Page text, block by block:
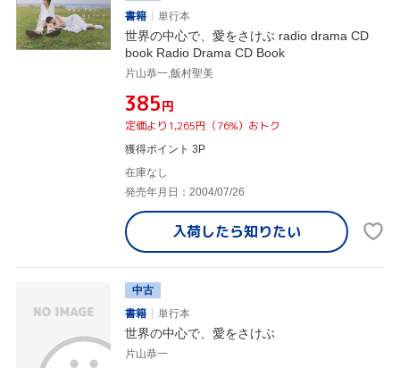
書籍
単行本
世界の中心で、愛をさけぶ radio drama CD
book Radio Drama CD Book
片山恭一,飯村聖美
¥385円
定価より1,265円（76%）おトク
獲得ポイント 3P
在庫なし
発売年月日：2004/07/26
入荷したら知りたい
中古
書籍
単行本
世界の中心で、愛をさけぶ
片山恭一